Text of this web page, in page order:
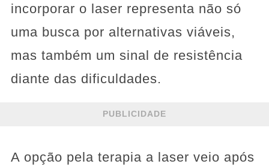
incorporar o laser representa não só
uma busca por alternativas viáveis,
mas também um sinal de resistência
diante das dificuldades.
PUBLICIDADE
A opção pela terapia a laser veio após